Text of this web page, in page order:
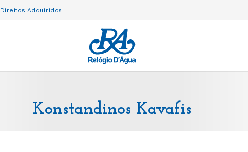
Direitos Adquiridos
Konstandinos Kavafis